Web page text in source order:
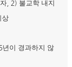
, 2) 불교학 내지
상
년이 경과하지 않